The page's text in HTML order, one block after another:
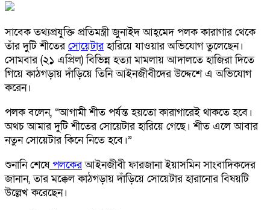
সাবেক তথ্যপ্রযুক্তি প্রতিমন্ত্রী জুনাইদ আহ্‌মেদ পলক কারাগার থেকে
তাঁর দুটি শীতেরসোয়েটারহারিয়ে যাওয়ার অভিযোগ তুলেছেন।
সোমবার (২১ এপ্রিল) বিভিন্ন হত্যা মামলায় আদালতে হাজিরা দিতে
গিয়ে কাঠগড়ায় দাঁড়িয়ে তিনি আইনজীবীদের উদ্দেশে এ অভিযোগ
করেন।
পলক বলেন, “আগামী শীত পর্যন্ত হয়তো কারাগারেই থাকতে হবে।
অথচ আমার দুটি শীতের সোয়েটার হারিয়ে গেছে। শীত এলে আবার
নতুন সোয়েটার কিনে নিতে হবে।”
শুনানি শেষেপলকেরআইনজীবী ফারজানা ইয়াসমিন সাংবাদিকদের
জানান, তার মক্কেল কাঠগড়ায় দাঁড়িয়ে সোয়েটার হারানোর বিষয়টি
উল্লেখ করেছেন।